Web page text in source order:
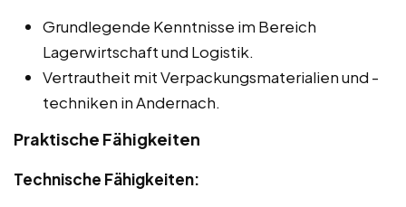
Grundlegende Kenntnisse im Bereich
Lagerwirtschaft und Logistik.
Vertrautheit mit Verpackungsmaterialien und -
techniken in Andernach.
Praktische Fähigkeiten
Technische Fähigkeiten: